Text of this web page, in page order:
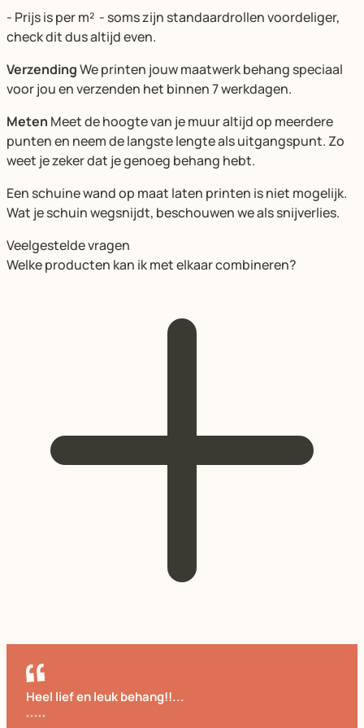
- Prijs is per m² - soms zijn standaardrollen voordeliger,
check dit dus altijd even.
VerzendingWe printen jouw maatwerk behang speciaal
voor jou en verzenden het binnen 7 werkdagen.
Meten Meet de hoogte van je muur altijd op meerdere
punten en neem de langste lengte als uitgangspunt. Zo
weet je zeker dat je genoeg behang hebt.
Een schuine wand op maat laten printen is niet mogelijk.
Wat je schuin wegsnijdt, beschouwen we als snijverlies.
Veelgestelde vragen
Welke producten kan ik met elkaar combineren?
Heel lief en leuk behang!!...